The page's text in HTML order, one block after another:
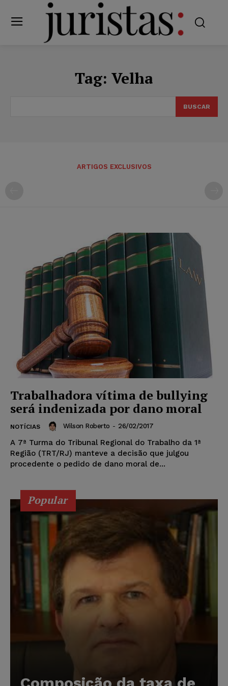
Tag: Velha
BUSCAR
ARTIGOS EXCLUSIVOS
Trabalhadora vítima de bullying
será indenizada por dano moral
NOTÍCIAS Wilson Roberto - 26/02/2017
A 7ª Turma do Tribunal Regional do Trabalho da 1ª
Região (TRT/RJ) manteve a decisão que julgou
procedente o pedido de dano moral de...
Popular